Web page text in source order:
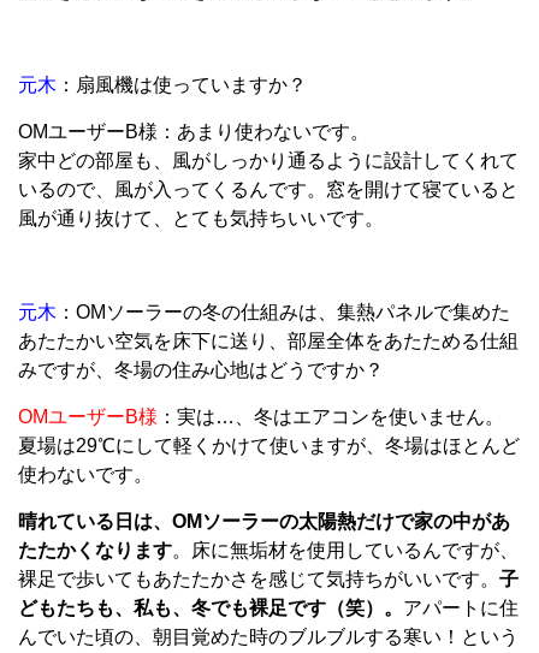
元木 ：扇風機は使っていますか？
OMユーザーB様：あまり使わないです。
家中どの部屋も、風がしっかり通るように設計してくれて
いるので、風が入ってくるんです。窓を開けて寝ていると
風が通り抜けて、とても気持ちいいです。
元木 ：OMソーラーの冬の仕組みは、集熱パネルで集めた
あたたかい空気を床下に送り、部屋全体をあたためる仕組
みですが、冬場の住み心地はどうですか？
OMユーザーB様 ：実は…、冬はエアコンを使いません。
夏場は29℃にして軽くかけて使いますが、冬場はほとんど
使わないです。
晴れている日は、OMソーラーの太陽熱だけで家の中があ
たたかくなります。床に無垢材を使用しているんですが、
裸足で歩いてもあたたかさを感じて気持ちがいいです。 子
どもたちも、私も、冬でも裸足です（笑）。 アパートに住
んでいた頃の、朝目覚めた時のブルブルする寒い！という